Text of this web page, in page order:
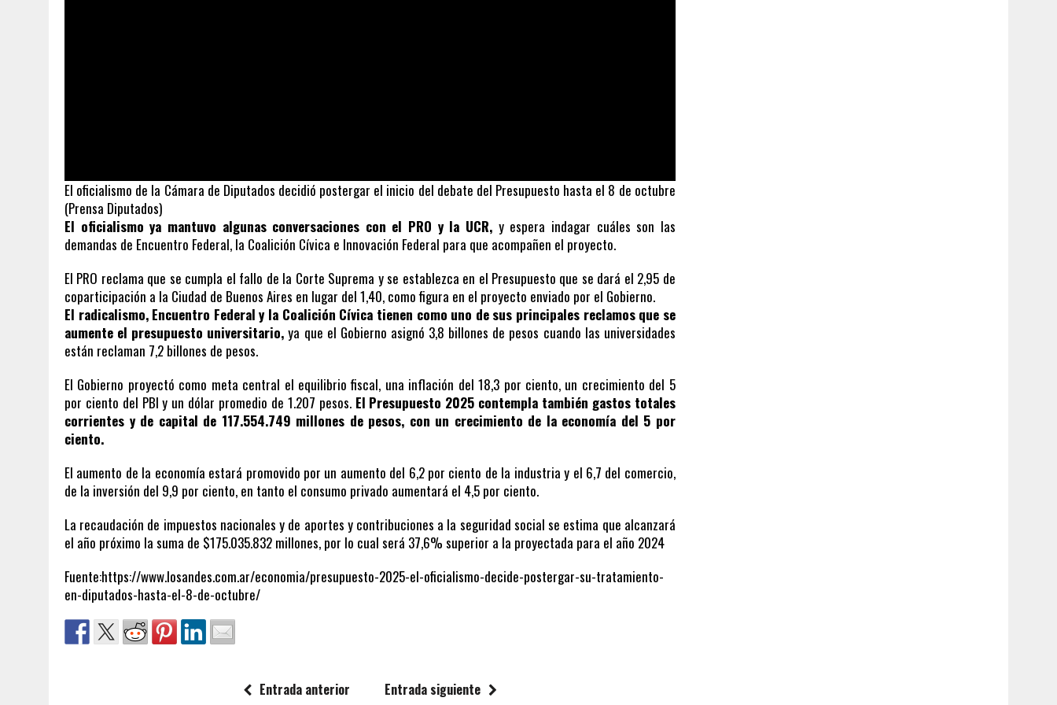
El oficialismo de la Cámara de Diputados decidió postergar el inicio del debate del Presupuesto hasta el 8 de octubre
(Prensa Diputados)
El oficialismo ya mantuvo algunas conversaciones con el PRO y la UCR,y espera indagar cuáles son las
demandas de Encuentro Federal, la Coalición Cívica e Innovación Federal para que acompañen el proyecto.
El PRO reclama que se cumpla el fallo de la Corte Suprema y se establezca en el Presupuesto que se dará el 2,95 de
coparticipación a la Ciudad de Buenos Aires en lugar del 1,40, como figura en el proyecto enviado por el Gobierno.
El radicalismo, Encuentro Federal y la Coalición Cívica tienen como uno de sus principales reclamos que se
aumente el presupuesto universitario, ya que el Gobierno asignó 3,8 billones de pesos cuando las universidades
están reclaman 7,2 billones de pesos.
El Gobierno proyectó como meta central el equilibrio fiscal, una inflación del 18,3 por ciento, un crecimiento del 5
por ciento del PBI y un dólar promedio de 1.207 pesos. El Presupuesto 2025 contempla también gastos totales
corrientes y de capital de 117.554.749 millones de pesos, con un crecimiento de la economía del 5 por
ciento.
El aumento de la economía estará promovido por un aumento del 6,2 por ciento de la industria y el 6,7 del comercio,
de la inversión del 9,9 por ciento, en tanto el consumo privado aumentará el 4,5 por ciento.
La recaudación de impuestos nacionales y de aportes y contribuciones a la seguridad social se estima que alcanzará
el año próximo la suma de $175.035.832 millones, por lo cual será 37,6% superior a la proyectada para el año 2024
Fuente:https://www.losandes.com.ar/economia/presupuesto-2025-el-oficialismo-decide-postergar-su-tratamiento-
en-diputados-hasta-el-8-de-octubre/
Entrada anterior Entrada siguiente